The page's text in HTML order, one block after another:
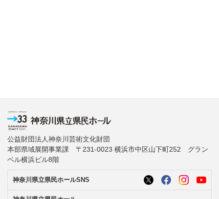
公益財団法人神奈川芸術文化財団
本部県域展開事業課 〒231-0023 横浜市中区山下町252 グラン
ベル横浜ビル8階
神奈川県立県民ホールSNS